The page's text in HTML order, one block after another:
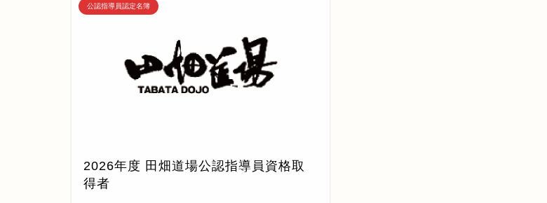
公認指導員認定名簿
2026年度 田畑道場公認指導員資格取
得者